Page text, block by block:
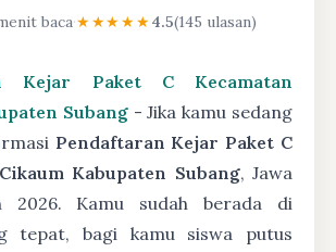
baca·★★★★★4.5(145 ulasan)
Kejar Paket C Kecamatan
Subang- Jika kamu sedang
Pendaftaran Kejar Paket C
Kabupaten Subang, Jawa
2026. Kamu sudah berada di
tepat, bagi kamu siswa putus